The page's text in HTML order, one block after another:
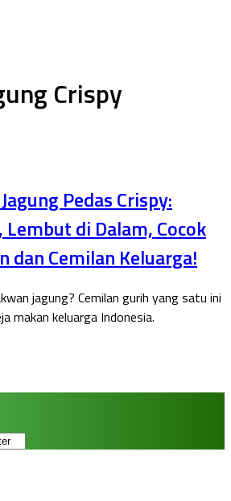
Crispy
Pedas Crispy:
Lembut di Dalam, Cocok
dan Cemilan Keluarga!
jagung? Cemilan gurih yang satu ini
makan keluarga Indonesia.